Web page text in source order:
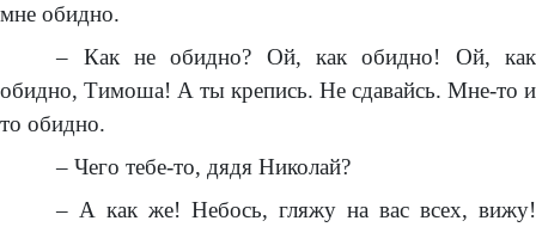
мне обидно.
– Как не обидно? Ой, как обидно! Ой, как
обидно, Тимоша! А ты крепись. Не сдавайсь. Мне-то и
то обидно.
– Чего тебе-то, дядя Николай?
– А как же! Небось, гляжу на вас всех, вижу!